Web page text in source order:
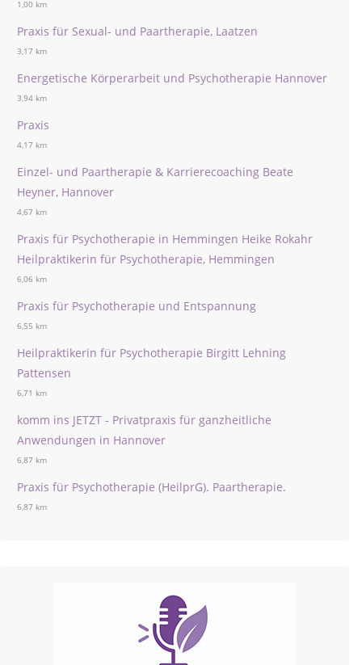
1,00 km
Praxis für Sexual- und Paartherapie, Laatzen
3,17 km
Energetische Körperarbeit und Psychotherapie Hannover
3,94 km
Praxis
4,17 km
Einzel- und Paartherapie & Karrierecoaching Beate
Heyner, Hannover
4,67 km
Praxis für Psychotherapie in Hemmingen Heike Rokahr
Heilpraktikerin für Psychotherapie, Hemmingen
6,06 km
Praxis für Psychotherapie und Entspannung
6,55 km
Heilpraktikerin für Psychotherapie Birgitt Lehning
Pattensen
6,71 km
komm ins JETZT - Privatpraxis für ganzheitliche
Anwendungen in Hannover
6,87 km
Praxis für Psychotherapie (HeilprG). Paartherapie.
6,87 km